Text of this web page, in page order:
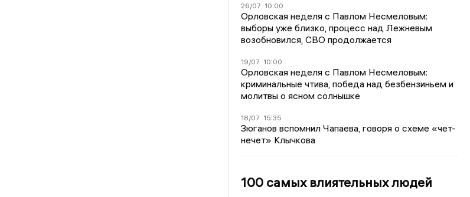
26/07 10:00
Орловская неделя с Павлом Несмеловым:
выборы уже близко, процесс над Лежневым
возобновился, СВО продолжается
19/07 10:00
Орловская неделя с Павлом Несмеловым:
криминальные чтива, победа над безбензиньем и
молитвы о ясном солнышке
18/07 15:35
Зюганов вспомнил Чапаева, говоря о схеме «чет-
нечет» Клычкова
100 самых влиятельных людей